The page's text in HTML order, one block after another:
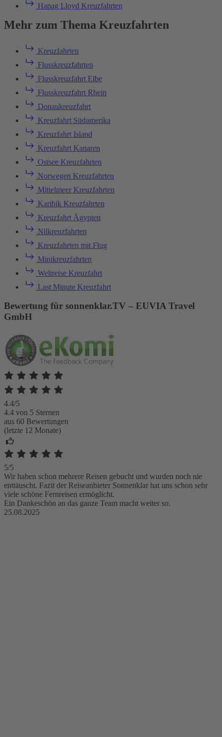
Hapag Lloyd Kreuzfahrten
Mehr zum Thema Kreuzfahrten
Kreuzfahrten
Flusskreuzfahrten
Flusskreuzfahrt Elbe
Flusskreuzfahrt Rhein
Donaukreuzfahrt
Kreuzfahrt Südamerika
Kreuzfahrt Island
Kreuzfahrt Kanaren
Ostsee Kreuzfahrten
Norwegen Kreuzfahrten
Mittelmeer Kreuzfahrten
Karibik Kreuzfahrten
Kreuzfahrt Ägypten
Nilkreuzfahrten
Kreuzfahrten mit Flug
Minikreuzfahrten
Weltreise Kreuzfahrt
Last Minute Kreuzfahrt
Bewertung für sonnenklar.TV – EUVIA Travel
GmbH
4.4/5
4.4 von 5 Sternen
aus 60 Bewertungen
(letzte 12 Monate)
5/5
Wir haben schon mehrere Reisen gebucht und wurden noch nie
enttäuscht. Fazit der Reiseanbieter Sonnenklar hat uns schon sehr
viele schöne Fernreisen ermöglicht.
Ein Dankeschön an das ganze Team macht weiter so.
25.08.2025